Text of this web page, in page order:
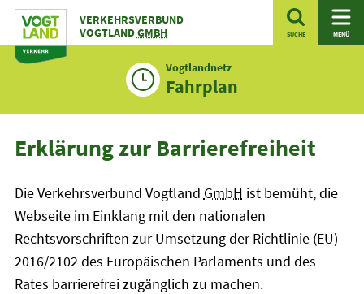
Zum
Inhalt
VERKEHRSVERBUND
VOGTLANDGMBH SUCHE MENÜ
Vogtlandnetz
Fahrplan
Erklärung zur Barrierefreiheit
Die Verkehrsverbund Vogtland GmbH ist bemüht, die
Webseite im Einklang mit den nationalen
Rechtsvorschriften zur Umsetzung der Richtlinie (EU)
2016/2102 des Europäischen Parlaments und des
Rates barrierefrei zugänglich zu machen.